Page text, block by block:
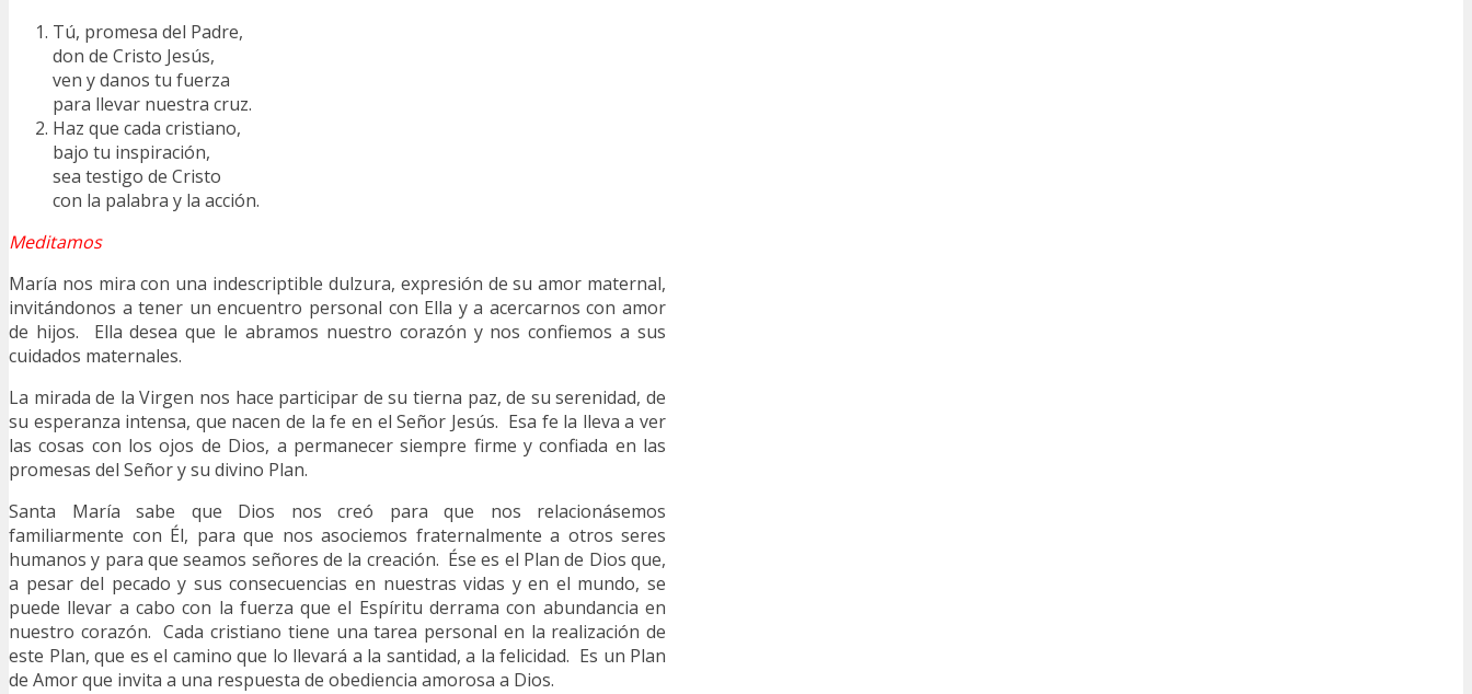
Tú, promesa del Padre,
don de Cristo Jesús,
ven y danos tu fuerza
para llevar nuestra cruz.
Haz que cada cristiano,
bajo tu inspiración,
sea testigo de Cristo
con la palabra y la acción.
Meditamos
María nos mira con una indescriptible dulzura, expresión de su amor maternal,
invitándonos a tener un encuentro personal con Ella y a acercarnos con amor
de hijos. Ella desea que le abramos nuestro corazón y nos confiemos a sus
cuidados maternales.
La mirada de la Virgen nos hace participar de su tierna paz, de su serenidad, de
su esperanza intensa, que nacen de la fe en el Señor Jesús. Esa fe la lleva a ver
las cosas con los ojos de Dios, a permanecer siempre firme y confiada en las
promesas del Señor y su divino Plan.
Santa María sabe que Dios nos creó para que nos relacionásemos
familiarmente con Él, para que nos asociemos fraternalmente a otros seres
humanos y para que seamos señores de la creación. Ése es el Plan de Dios que,
a pesar del pecado y sus consecuencias en nuestras vidas y en el mundo, se
puede llevar a cabo con la fuerza que el Espíritu derrama con abundancia en
nuestro corazón. Cada cristiano tiene una tarea personal en la realización de
este Plan, que es el camino que lo llevará a la santidad, a la felicidad. Es un Plan
de Amor que invita a una respuesta de obediencia amorosa a Dios.